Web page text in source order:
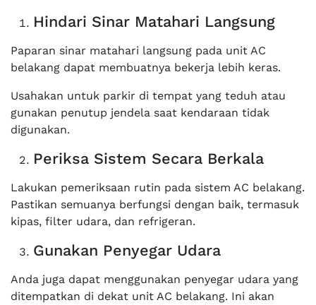
Hindari Sinar Matahari Langsung
Paparan sinar matahari langsung pada unit AC
belakang dapat membuatnya bekerja lebih keras.
Usahakan untuk parkir di tempat yang teduh atau
gunakan penutup jendela saat kendaraan tidak
digunakan.
Periksa Sistem Secara Berkala
Lakukan pemeriksaan rutin pada sistem AC belakang.
Pastikan semuanya berfungsi dengan baik, termasuk
kipas, filter udara, dan refrigeran.
Gunakan Penyegar Udara
Anda juga dapat menggunakan penyegar udara yang
ditempatkan di dekat unit AC belakang. Ini akan